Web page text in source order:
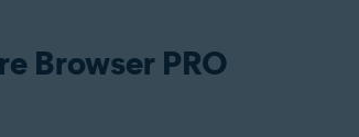
Browser PRO